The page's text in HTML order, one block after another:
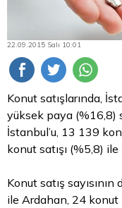
22.09.2015 Salı 10:01
Konut satışlarında,
yüksek paya (%16,8)
İstanbul’u, 13 139
konut satışı (%5,8)
Konut satış
ile Ardahan, 24